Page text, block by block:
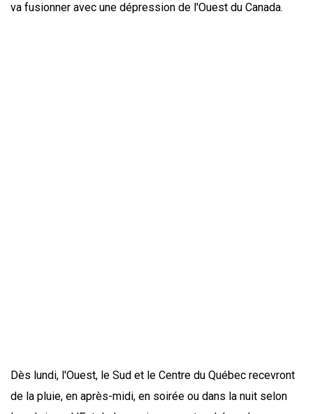
va fusionner avec une dépression de l'Ouest du Canada.
Dès lundi, l'Ouest, le Sud et le Centre du Québec recevront
de la pluie, en après-midi, en soirée ou dans la nuit selon